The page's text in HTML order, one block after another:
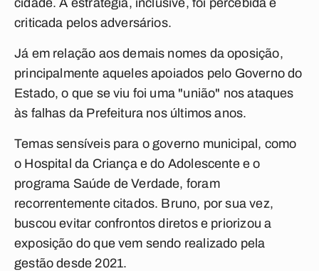
cidade. A estratégia, inclusive, foi percebida e
criticada pelos adversários.
Já em relação aos demais nomes da oposição,
principalmente aqueles apoiados pelo Governo do
Estado, o que se viu foi uma "união" nos ataques
às falhas da Prefeitura nos últimos anos.
Temas sensíveis para o governo municipal, como
o Hospital da Criança e do Adolescente e o
programa Saúde de Verdade, foram
recorrentemente citados. Bruno, por sua vez,
buscou evitar confrontos diretos e priorizou a
exposição do que vem sendo realizado pela
gestão desde 2021.